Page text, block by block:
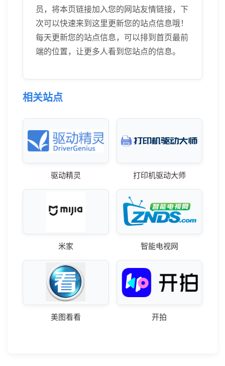
员，将本页链接加入您的网站友情链接，下
次可以快速来到这里更新您的站点信息哦！
每天更新您的站点信息，可以排到首页最前
端的位置，让更多人看到您站点的信息。
相关站点
驱动精灵 打印机驱动大师
米家 智能电视网
美图看看 开拍